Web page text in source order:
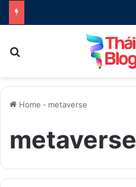
Home - metaverse
metaverse